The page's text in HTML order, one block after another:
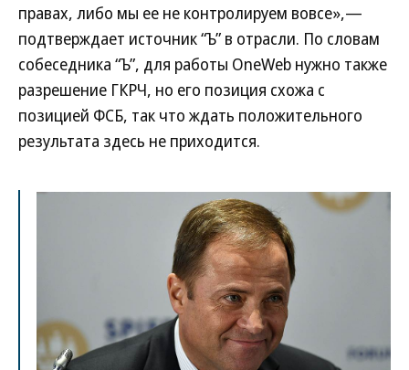
правах, либо мы ее не контролируем вовсе»,—
подтверждает источник “Ъ” в отрасли. По словам
собеседника “Ъ”, для работы OneWeb нужно также
разрешение ГКРЧ, но его позиция схожа с
позицией ФСБ, так что ждать положительного
результата здесь не приходится.